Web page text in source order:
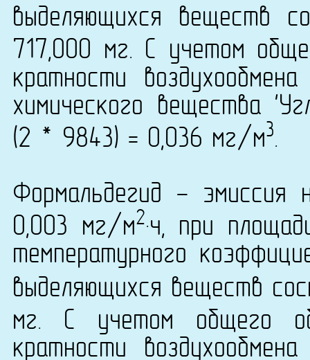
выделяющихся веществ
717,000 мг. С учетом
кратности
химического вещества
(2 * 9843) = 0,036 мг/м3.
Формальдегид - эмиссия
0,003 мг/м2·ч, при
температурного
выделяющихся веществ
мг. С учетом общего
кратности